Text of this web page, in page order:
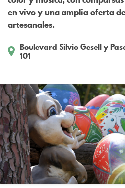
en vivo y una amplia oferta
artesanales.
Boulevard Silvio Gesell y
101